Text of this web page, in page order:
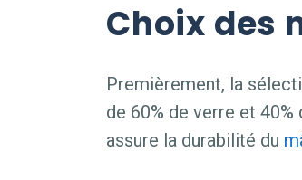
Choix des
Premièrement, la
de 60% de verre et
assure la durabilité du